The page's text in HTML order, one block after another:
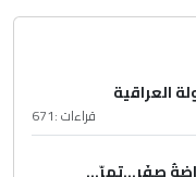
العراقية
قراءات :671
صفَر…تمرّ...